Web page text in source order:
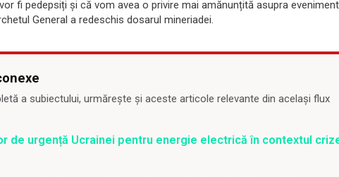
fi pedepsiți și că vom avea o privire mai amănunțită asupra
General a redeschis dosarul mineriadei.
a subiectului, urmărește și aceste articole relevante din același flux
de urgență Ucrainei pentru energie electrică în contextul